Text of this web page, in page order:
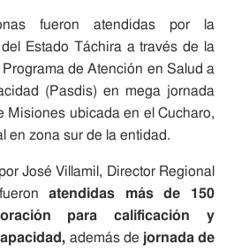
fueron atendidas por la
Estado Táchira a través de la
de Atención en Salud a
(Pasdis) en mega jornada
Misiones ubicada en el Cucharo,
en zona sur de la entidad.
José Villamil, Director Regional
atendidas más de 150
para calificación y
además de jornada de